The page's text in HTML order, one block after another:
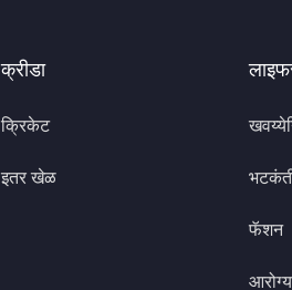
क्रीडा
क्रिकेट
इतर खेळ
फॅशन
आरोग्य